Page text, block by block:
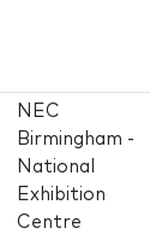
NEC
Birmingham -
National
Exhibition
Centre